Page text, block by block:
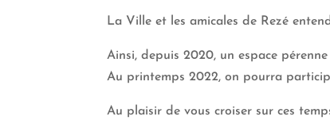
La Ville et les amicales de Rezé
Ainsi, depuis 2020, un espace
Au printemps 2022, on pourra
Au plaisir de vous croiser sur ces